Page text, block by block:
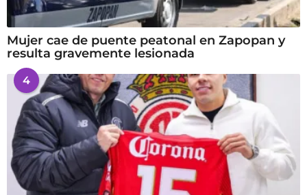
Mujer cae de puente peatonal en Zapopan y
resulta gravemente lesionada
4